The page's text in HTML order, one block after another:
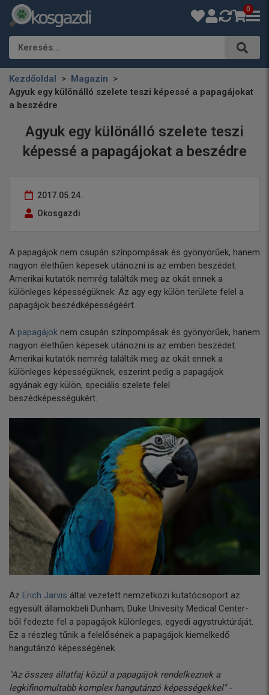
0
Keresés…
Kezdőoldal
Magazin
Agyuk egy különálló szelete teszi képessé a papagájokat
a beszédre
Agyuk egy különálló szelete teszi
képessé a papagájokat a beszédre
2017.05.24.
Okosgazdi
A papagájok nem csupán színpompásak és gyönyörűek, hanem
nagyon élethűen képesek utánozni is az emberi beszédet.
Amerikai kutatók nemrég találták meg az okát ennek a
különleges képességüknek: Az agy egy külön területe felel a
papagájok beszédképességéért.
A papagájok nem csupán színpompásak és gyönyörűek, hanem
nagyon élethűen képesek utánozni is az emberi beszédet.
Amerikai kutatók nemrég találták meg az okát ennek a
különleges képességüknek, eszerint pedig a papagájok
agyának egy külön, speciális szelete felel
beszédképességükért.
Az Erich Jarvis által vezetett nemzetközi kutatócsoport az
egyesült államokbeli Dunham, Duke Univesity Medical Center-
ből fedezte fel a papagájok különleges, egyedi agystruktúráját.
Ez a részleg tűnik a felelősének a papagájok kiemelkedő
hangutánzó képességének.
"Az összes állatfaj közül a papagájok rendelkeznek a
legkifinomultabb komplex hangutánzó képességekkel"-